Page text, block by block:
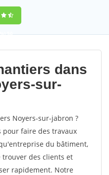
50
dans
sur-
Noyers-sur-jabron ?
pour faire des travaux
du bâtiment,
des clients et
rapidement. Notre